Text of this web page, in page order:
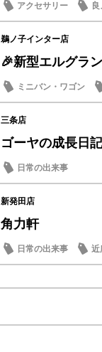
アクセサリー
鵜ノ子インター店
🎉新型エルグラ
ミニバン・ワゴン
三条店
ゴーヤの成長日
日常の出来事
新発田店
角力軒
日常の出来事 近